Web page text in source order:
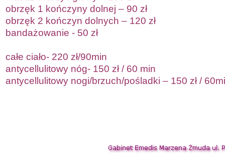
obrzęk 1 kończyny dolnej – 90 zł
obrzęk 2 kończyn dolnych – 120 zł
bandażowanie - 50 zł
całe ciało- 220 zł/90min
antycellulitowy nóg- 150 zł / 60 min
antycellulitowy nogi/brzuch/pośladki – 150 zł /